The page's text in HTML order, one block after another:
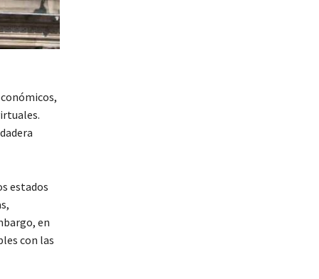
estados
en
con las